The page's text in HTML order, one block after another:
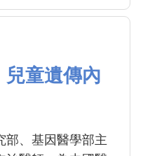
兒童遺傳內
部、基因醫學部主